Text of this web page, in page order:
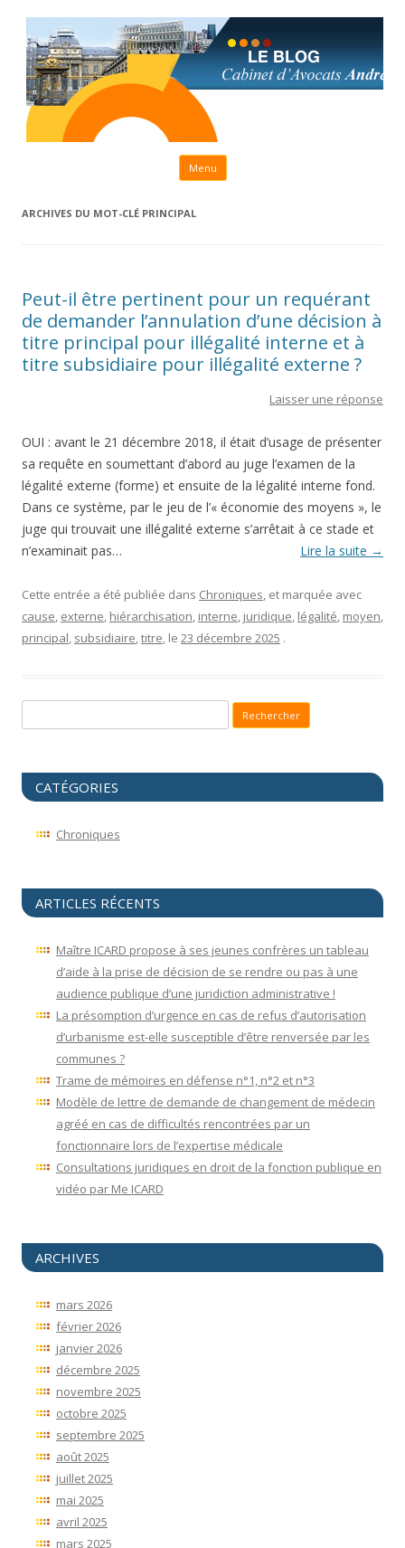
Menu Aller au contenu principal
ARCHIVES DU MOT-CLÉ PRINCIPAL
Peut-il être pertinent pour un requérant
de demander l’annulation d’une décision à
titre principal pour illégalité interne et à
titre subsidiaire pour illégalité externe ?
Laisser une réponse
OUI : avant le 21 décembre 2018, il était d’usage de présenter
sa requête en soumettant d’abord au juge l’examen de la
légalité externe (forme) et ensuite de la légalité interne fond.
Dans ce système, par le jeu de l’« économie des moyens », le
juge qui trouvait une illégalité externe s’arrêtait à ce stade et
n’examinait pas…
Lire la suite →
Cette entrée a été publiée dans Chroniques, et marquée avec
cause, externe, hiérarchisation, interne, juridique, légalité, moyen,
principal, subsidiaire,titre, le 23 décembre 2025 .
CATÉGORIES
Chroniques
ARTICLES RÉCENTS
Maître ICARD propose à ses jeunes confrères un tableau
d’aide à la prise de décision de se rendre ou pas à une
audience publique d’une juridiction administrative !
La présomption d’urgence en cas de refus d’autorisation
d’urbanisme est-elle susceptible d’être renversée par les
communes ?
Trame de mémoires en défense n°1, n°2 et n°3
Modèle de lettre de demande de changement de médecin
agréé en cas de difficultés rencontrées par un
fonctionnaire lors de l’expertise médicale
Consultations juridiques en droit de la fonction publique en
vidéo par Me ICARD
ARCHIVES
mars 2026
février 2026
janvier 2026
décembre 2025
novembre 2025
octobre 2025
septembre 2025
août 2025
juillet 2025
mai 2025
avril 2025
mars 2025